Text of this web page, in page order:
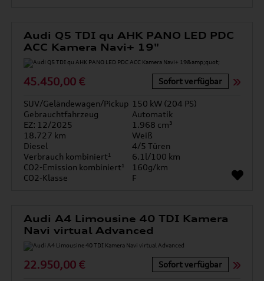
Audi Q5 TDI qu AHK PANO LED PDC
ACC Kamera Navi+ 19"
45.450,00 € Sofort verfügbar
SUV/Geländewagen/Pickup 150 kW (204 PS)
Gebrauchtfahrzeug
Automatik
EZ: 12/2025
1.968 cm³
18.727 km
Weiß
Diesel
4/5 Türen
Verbrauch kombiniert¹
6.1l/100 km
CO2-Emission kombiniert¹
160g/km
CO2-Klasse
F
Audi A4 Limousine 40 TDI Kamera
Navi virtual Advanced
22.950,00 € Sofort verfügbar